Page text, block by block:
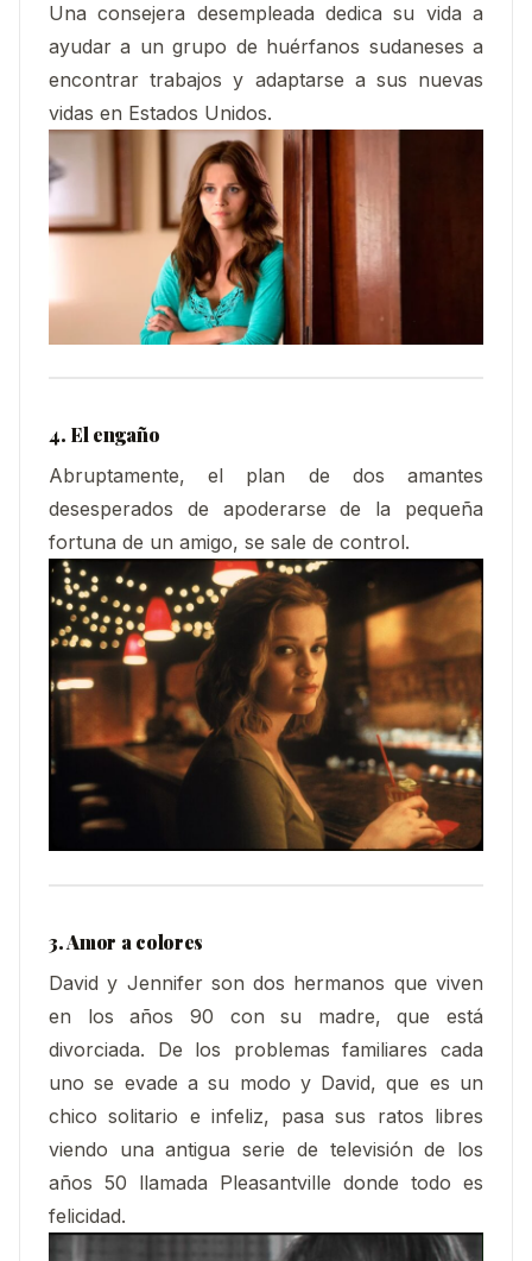
Una consejera desempleada dedica su vida a
ayudar a un grupo de huérfanos sudaneses a
encontrar trabajos y adaptarse a sus nuevas
vidas en Estados Unidos.
4. El engaño
Abruptamente, el plan de dos amantes
desesperados de apoderarse de la pequeña
fortuna de un amigo, se sale de control.
3. Amor a colores
David y Jennifer son dos hermanos que viven
en los años 90 con su madre, que está
divorciada. De los problemas familiares cada
uno se evade a su modo y David, que es un
chico solitario e infeliz, pasa sus ratos libres
viendo una antigua serie de televisión de los
años 50 llamada Pleasantville donde todo es
felicidad.